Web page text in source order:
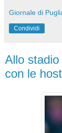
Giornale di
Condividi
Allo
con le